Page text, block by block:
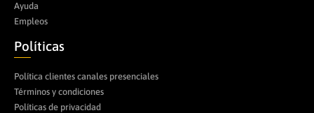
Ayuda
Empleos
Políticas
Política clientes canales presenciales
Términos y condiciones
Políticas de privacidad